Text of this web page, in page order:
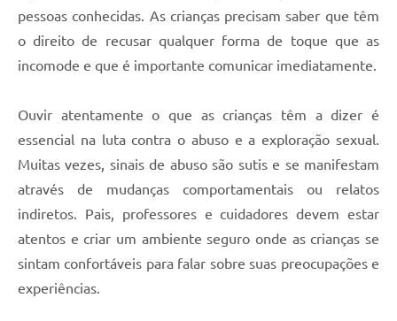
pessoas conhecidas. As crianças precisam saber que têm
o direito de recusar qualquer forma de toque que as
incomode e que é importante comunicar imediatamente.
Ouvir atentamente o que as crianças têm a dizer é
essencial na luta contra o abuso e a exploração sexual.
Muitas vezes, sinais de abuso são sutis e se manifestam
através de mudanças comportamentais ou relatos
indiretos. Pais, professores e cuidadores devem estar
atentos e criar um ambiente seguro onde as crianças se
sintam confortáveis para falar sobre suas preocupações e
experiências.